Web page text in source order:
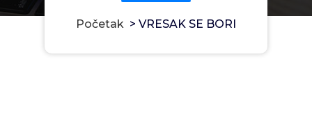
Početak > VRESAK SE BORI